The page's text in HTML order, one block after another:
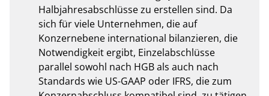
Halbjahresabschlüsse zu erstellen sind. Da
sich für viele Unternehmen, die auf
Konzernebene international bilanzieren, die
Notwendigkeit ergibt, Einzelabschlüsse
parallel sowohl nach HGB als auch nach
Standards wie US-GAAP oder IFRS, die zum